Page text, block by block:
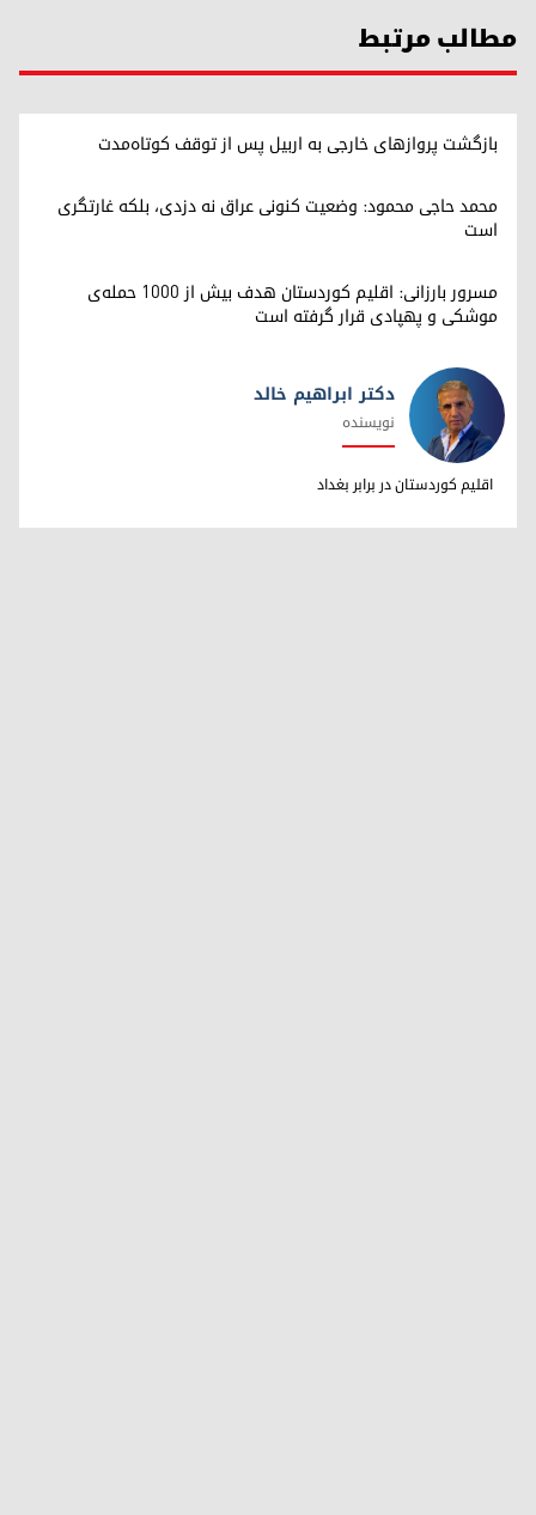
مطالب مرتبط
بازگشت پروازهای خارجی به اربیل پس از توقف کوتاه‌مدت
محمد حاجی محمود: وضعیت کنونی عراق نه دزدی، بلکه غارتگری
است
مسرور بارزانی: اقلیم کوردستان هدف بیش از ۱۰۰۰ حمله‌ی
موشکی و پهپادی قرار گرفته است
دکتر ابراهیم خالد
دکتر ابراهیم خالد
نویسنده
اقلیم کوردستان در برابر بغداد